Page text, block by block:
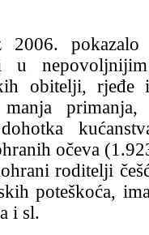
2006.
u
obitelji, rjeđe
manja
očeva
roditelji
poteškoća,
i sl.